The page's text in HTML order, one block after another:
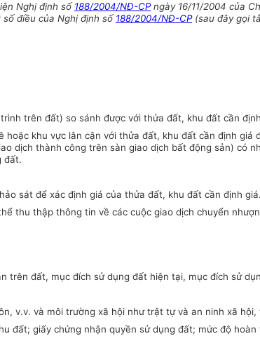
Nghị định số 188/2004/NĐ-CPngày 16/11/2004 của
điều của Nghị định số 188/2004/NĐ-CP(sau đây gọi
trên đất) so sánh được với thửa đất, khu đất cần
khu vực lân cận với thửa đất, khu đất cần định
dịch thành công trên sàn giao dịch bất động sản) có
đất.
sát để xác định giá của thửa đất, khu đất cần định giá.
thu thập thông tin về các cuộc giao dịch chuyển
trên đất, mục đích sử dụng đất hiện tại, mục đích sử
v.v. và môi trường xã hội như trật tự và an ninh xã
đất; giấy chứng nhận quyền sử dụng đất; mức độ